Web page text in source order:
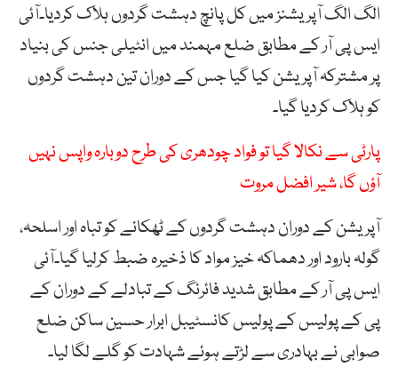
الگ الگ آپریشنز میں کل پانچ دہشت گردوں ہلاک کردیا۔آئی
ایس پی آر کے مطابق ضلع مہمند میں انٹیلی جنس کی بنیاد
پر مشترکہ آپریشن کیا گیا جس کے دوران تین دہشت گردوں
کو ہلاک کردیا گیا۔
پارٹی سے نکالا گیا تو فواد چودھری کی طرح دوبارہ واپس نہیں
آؤں گا، شیر افضل مروت
آپریشن کے دوران دہشت گردوں کے ٹھکانے کو تباہ اور اسلحہ،
گولہ بارود اور دھماکہ خیز مواد کا ذخیرہ ضبط کرلیا گیا۔آئی
ایس پی آر کے مطابق شدید فائرنگ کے تبادلے کے دوران کے
پی کے پولیس کے پولیس کانسٹیبل ابرار حسین ساکن ضلع
صوابی نے بہادری سے لڑتے ہوئے شہادت کو گلے لگا لیا۔